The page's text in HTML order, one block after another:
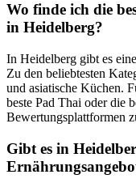
Wo finde ich die
in Heidelberg?
In Heidelberg gibt es
Zu den beliebtesten
und asiatische Küchen.
beste Pad Thai oder die
Bewertungsplattformen
Gibt es in